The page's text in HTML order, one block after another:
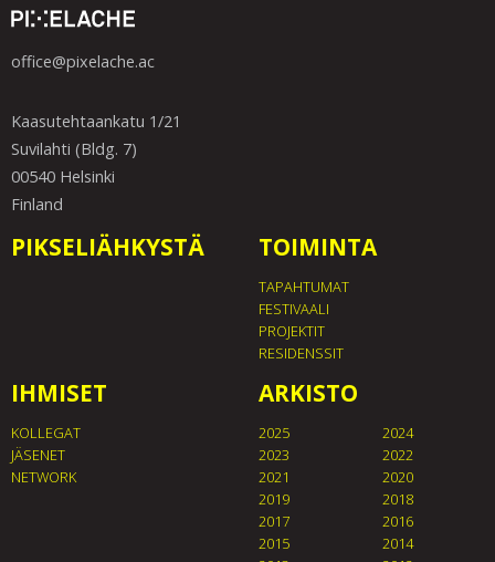
office@pixelache.ac
Kaasutehtaankatu 1/21
Suvilahti (Bldg. 7)
00540 Helsinki
Finland
PIKSELIÄHKYSTÄ TOIMINTA
TAPAHTUMAT
FESTIVAALI
PROJEKTIT
RESIDENSSIT
IHMISET
KOLLEGAT
JÄSENET
NETWORK
ARKISTO
2025
2024
2023
2022
2021
2020
2019
2018
2017
2016
2015
2014